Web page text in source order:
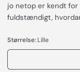
jo netop er kendt
fuldstændigt,
Størrelse:Lille